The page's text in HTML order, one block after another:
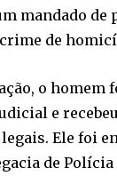
mandado de
de
o homem
e
Ele foi
de Polícia